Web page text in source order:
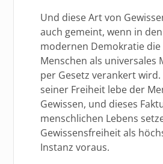
Und diese Art von
auch gemeint, wenn in
modernen Demokratie die
Menschen als universales
per Gesetz verankert
seiner Freiheit lebe der
Gewissen, und dieses
menschlichen Lebens
Gewissensfreiheit als
Instanz voraus.